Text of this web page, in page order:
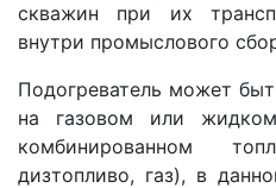
скважин при их
внутри промыслового
Подогреватель может
на газовом или
комбинированном
дизтопливо, газ), в